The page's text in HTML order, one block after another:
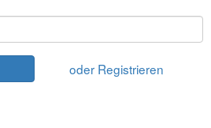
oder Registrieren